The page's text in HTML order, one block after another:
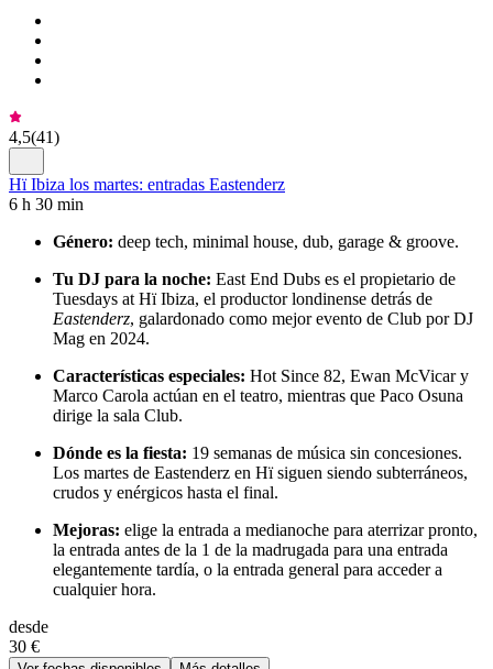
4,5(41)
Hï Ibiza los martes: entradas Eastenderz
6 h 30 min
Género: deep tech, minimal house, dub, garage & groove.
Tu DJ para la noche: East End Dubs es el propietario de
Tuesdays at Hï Ibiza, el productor londinense detrás de
Eastenderz, galardonado como mejor evento de Club por DJ
Mag en 2024.
Características especiales: Hot Since 82, Ewan McVicar y
Marco Carola actúan en el teatro, mientras que Paco Osuna
dirige la sala Club.
Dónde es la fiesta: 19 semanas de música sin concesiones.
Los martes de Eastenderz en Hï siguen siendo subterráneos,
crudos y enérgicos hasta el final.
Mejoras: elige la entrada a medianoche para aterrizar pronto,
la entrada antes de la 1 de la madrugada para una entrada
elegantemente tardía, o la entrada general para acceder a
cualquier hora.
desde
30 €